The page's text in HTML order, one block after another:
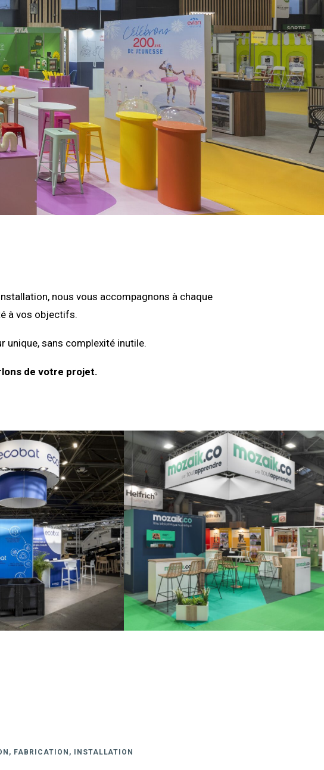
nous vous accompagnons à chaque
à vos objectifs.
unique, sans complexité inutile.
de votre projet.
FABRICATION, INSTALLATION